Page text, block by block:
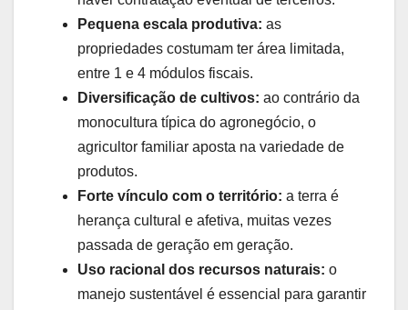
Pequena escala produtiva: as
propriedades costumam ter área limitada,
entre 1 e 4 módulos fiscais.
Diversificação de cultivos: ao contrário da
monocultura típica do agronegócio, o
agricultor familiar aposta na variedade de
produtos.
Forte vínculo com o território: a terra é
herança cultural e afetiva, muitas vezes
passada de geração em geração.
Uso racional dos recursos naturais: o
manejo sustentável é essencial para garantir